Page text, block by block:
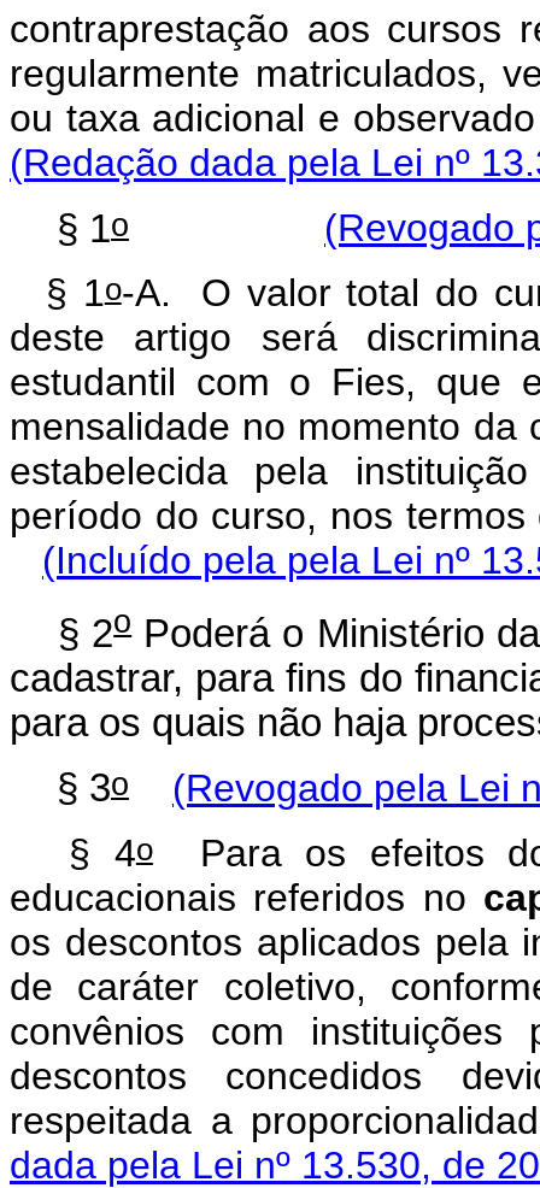
contraprestação aos cursos
regularmente matriculados,
ou taxa adicional e
(Redação dada pela Lei nº
§ 1o
(Revogado
§ 1o-A. O valor total do
deste artigo será
estudantil com o Fies, que
mensalidade no momento da
estabelecida pela
período do curso, nos
(Incluído pela pela Lei nº
§ 2oPoderá o Ministério
cadastrar, para fins do
para os quais não haja
§ 3o
(Revogado pela Lei
§ 4oPara os efeitos do
educacionais referidos no
os descontos aplicados pela
de caráter coletivo,
convênios com
descontos concedidos
respeitada a
dada pela Lei nº 13.530, de